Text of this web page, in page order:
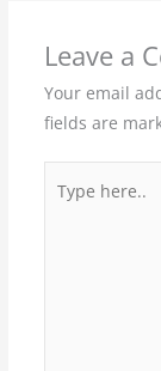
Leave a
Your email
fields are
here..